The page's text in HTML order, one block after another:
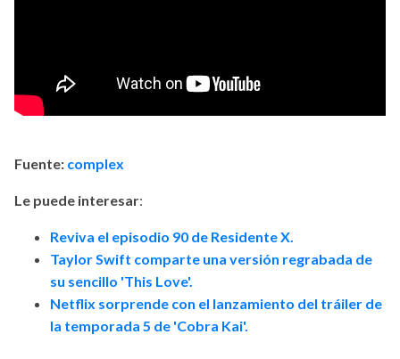
Fuente: complex
Le puede interesar:
Reviva el episodio 90 de Residente X.
Taylor Swift comparte una versión regrabada de
su sencillo 'This Love'.
Netflix sorprende con el lanzamiento del tráiler de
la temporada 5 de 'Cobra Kai'.